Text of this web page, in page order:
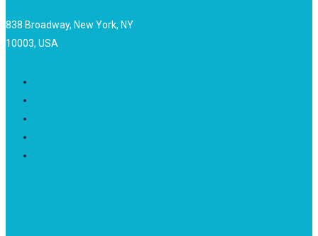
838 Broadway, New York, NY
10003, USA